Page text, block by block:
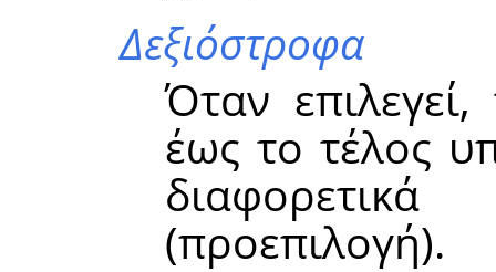
Δεξιόστροφα
Όταν
έως το τέλος
(προεπιλογή).